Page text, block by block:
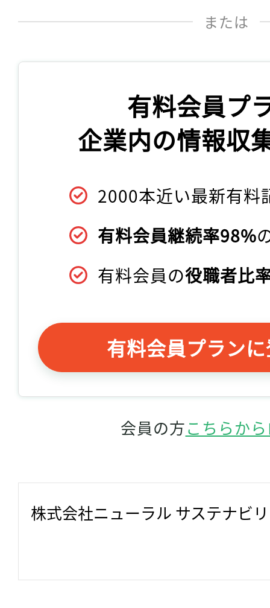
または
有料会員プ
企業内の情報収
2000本近い最新有料
有料会員継続率98%
有料会員の役職者比
有料会員プラン
会員の方こちらか
株式会社ニューラル サステナビ